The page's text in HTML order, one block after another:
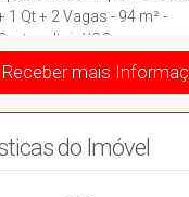
do Imóvelㅤㅤㅤ ㅤ